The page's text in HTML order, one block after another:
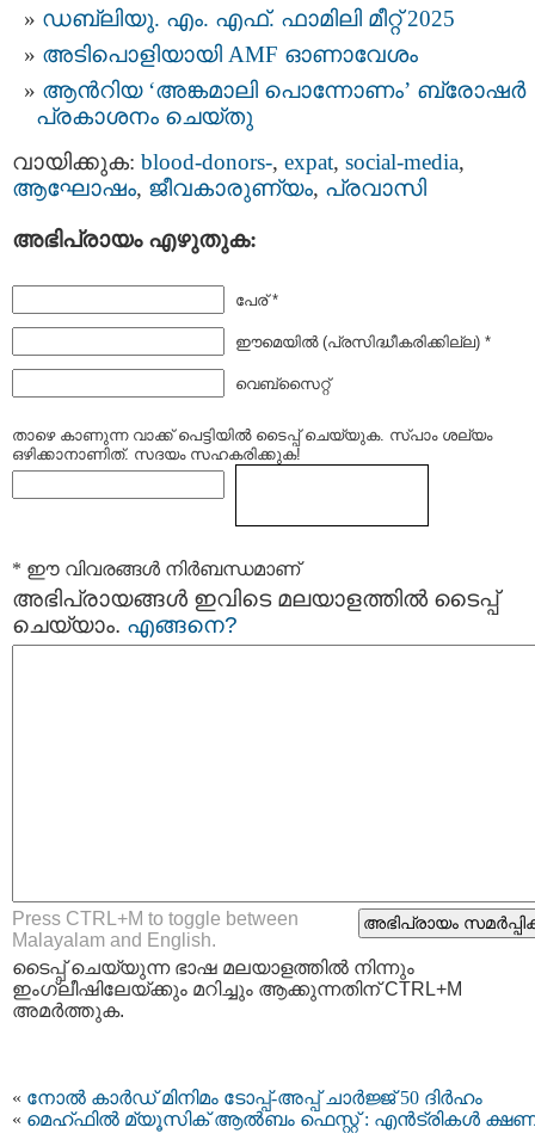
ഡബ്ലിയു. എം. എഫ്. ഫാമിലി മീറ്റ് 2025
അടിപൊളിയായി AMF ഓണാവേശം
ആൻറിയ ‘അങ്കമാലി പൊന്നോണം’ ബ്രോഷർ
പ്രകാശനം ചെയ്തു
വായിക്കുക: blood-donors-, expat, social-media,
ആഘോഷം, ജീവകാരുണ്യം, പ്രവാസി
അഭിപ്രായം എഴുതുക:
പേര് *
ഈമെയില്‍ (പ്രസിദ്ധീകരിക്കില്ല) *
വെബ്സൈറ്റ്
താഴെ കാണുന്ന വാക്ക് പെട്ടിയില്‍ ടൈപ്പ്‌ ചെയ്യുക. സ്പാം ശല്യം
ഒഴിക്കാനാണിത്. സദയം സഹകരിക്കുക!
* ഈ വിവരങ്ങള്‍ നിര്‍ബന്ധമാണ്
അഭിപ്രായങ്ങള്‍ ഇവിടെ മലയാളത്തില്‍ ടൈപ്പ്
ചെയ്യാം. എങ്ങനെ?
Press CTRL+M to toggle between
Malayalam and English.
ടൈപ്പ്‌ ചെയ്യുന്ന ഭാഷ മലയാളത്തില്‍ നിന്നും
ഇംഗ്ലീഷിലേയ്ക്കും മറിച്ചും ആക്കുന്നതിന് CTRL+M
അമര്‍ത്തുക.
« നോൽ കാർഡ് മിനിമം ടോപ്പ്-അപ്പ് ചാർജ്ജ് 50 ദിർഹം
« മെഹ്ഫിൽ മ്യൂസിക് ആൽബം ഫെസ്റ്റ് : എൻട്രികൾ